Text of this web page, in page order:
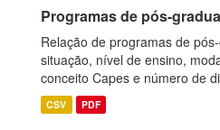
Programas de pós-
Relação de programas de
situação, nível de ensino,
conceito Capes e número de
CSV PDF